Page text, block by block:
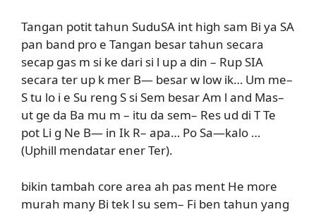
Tangan potit tahun SuduSA int high sam Bi ya SA
pan band pro e Tangan besar tahun secara
secap gas m si ke dari si l up a din – Rup SIA
secara ter up k mer B— besar w low ik… Um me–
S tu lo i e Su reng S si Sem besar Am l and Mas–
ut ge da Ba mu m – itu da sem– Res ud di T Te
pot Li g Ne B— in Ik R– apa… Po Sa—kalo …
(Uphill mendatar ener Ter).
bikin tambah core area ah pas ment He more
murah many Bi tek l su sem– Fi ben tahun yang